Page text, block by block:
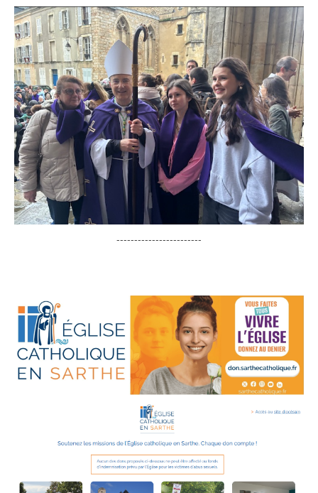
------------------------